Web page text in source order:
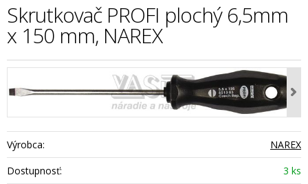
Skrutkovač PROFI plochý 6,5mm
x 150 mm, NAREX
Výrobca:
NAREX
Dostupnosť:
3 ks